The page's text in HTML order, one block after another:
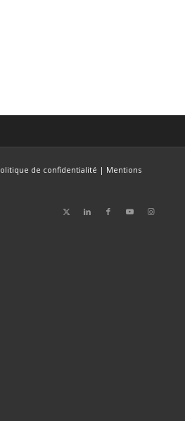
de confidentialité | Mentions